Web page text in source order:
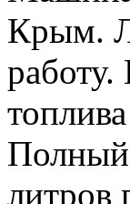
Крым.
Полный
литров